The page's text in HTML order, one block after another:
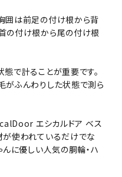
囲は前足の付け根から背
の付け根から尾の付け根
で計ることが重要です。
がふんわりした状態で測ら
エシカルドア ベス
が使われているだけでな
んに優しい人気の胴輪・ハ